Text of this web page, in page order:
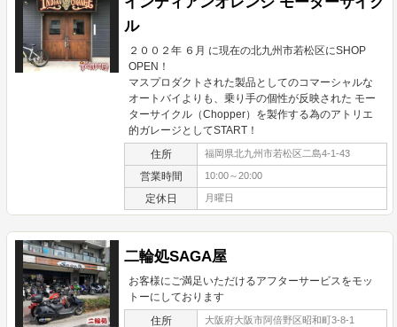
ル
２００２年 ６月 に現在の北九州市若松区にSHOP
OPEN！
マスプロダクトされた製品としてのコマーシャルな
オートバイよりも、乗り手の個性が反映された モー
ターサイクル（Chopper）を製作する為のアトリエ
的ガレージとしてSTART！
住所 福岡県北九州市若松区二島4-1-43
営業時間 10:00～20:00
定休日 月曜日
二輪処SAGA屋
お客様にご満足いただけるアフターサービスをモッ
トーにしております
住所 大阪府大阪市阿倍野区昭和町3-8-1